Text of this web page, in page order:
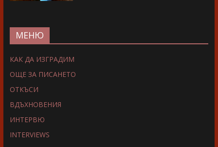
МЕНЮ
КАК ДА ИЗГРАДИМ
ОЩЕ ЗА ПИСАНЕТО
ОТКЪСИ
ВДЪХНОВЕНИЯ
ИНТЕРВЮ
INTERVIEWS